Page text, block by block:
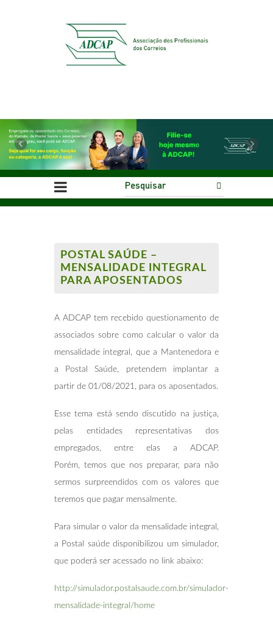
Previous Next
POSTAL SAÚDE –
MENSALIDADE INTEGRAL
PARA APOSENTADOS
A ADCAP tem recebido questionamento de
associados sobre como calcular o valor da
mensalidade integral, que a Mantenedora e
a Postal Saúde, pretendem implantar a
partir de 01/08/2021, para os aposentados.
Esse tema está sendo discutido na justiça,
pelas entidades representativas dos
empregados, entre elas a ADCAP.
Porém, temos que nos preparar, para não
sermos surpreendidos com os valores que
teremos que pagar mensalmente.
Para simular o valor da mensalidade integral,
a Postal saúde disponibilizou um simulador,
que poderá ser acessado no link abaixo:
http://simulador.postalsaude.com.br/simulador-
mensalidade-integral/home